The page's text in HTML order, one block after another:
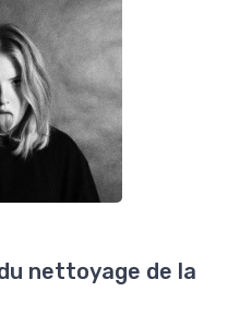
nettoyage de la